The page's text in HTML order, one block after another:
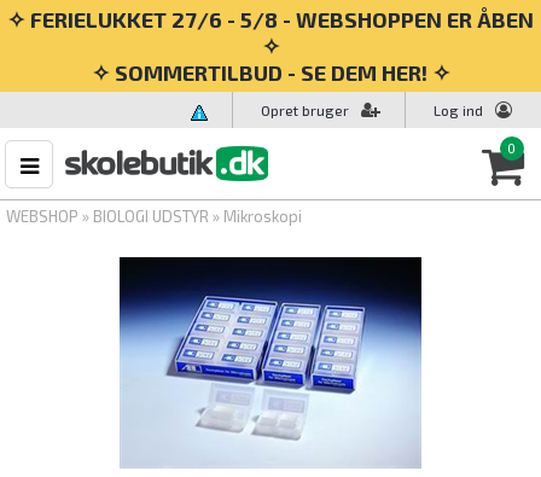
✧ FERIELUKKET 27/6 - 5/8 - WEBSHOPPEN ER ÅBEN
✧
✧ SOMMERTILBUD - SE DEM HER! ✧
Opret bruger Log ind
0
WEBSHOP » BIOLOGI UDSTYR » Mikroskopi